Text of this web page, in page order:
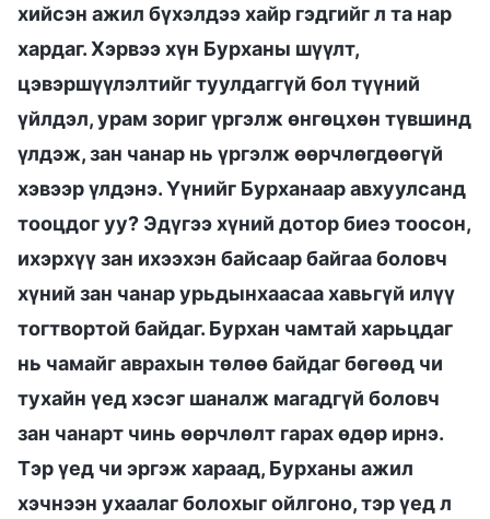
хийсэн ажил бүхэлдээ хайр гэдгийг л та нар
хардаг. Хэрвээ хүн Бурханы шүүлт,
цэвэршүүлэлтийг туулдаггүй бол түүний
үйлдэл, урам зориг үргэлж өнгөцхөн түвшинд
үлдэж, зан чанар нь үргэлж өөрчлөгдөөгүй
хэвээр үлдэнэ. Үүнийг Бурханаар авхуулсанд
тооцдог уу? Эдүгээ хүний дотор биеэ тоосон,
ихэрхүү зан ихээхэн байсаар байгаа боловч
хүний зан чанар урьдынхаасаа хавьгүй илүү
тогтвортой байдаг. Бурхан чамтай харьцдаг
нь чамайг аврахын төлөө байдаг бөгөөд чи
тухайн үед хэсэг шаналж магадгүй боловч
зан чанарт чинь өөрчлөлт гарах өдөр ирнэ.
Тэр үед чи эргэж хараад, Бурханы ажил
хэчнээн ухаалаг болохыг ойлгоно, тэр үед л